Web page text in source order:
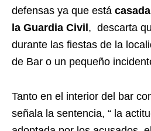
defensas ya que está
la Guardia Civil, descarta
durante las fiestas de la
de Bar o un pequeño
Tanto en el interior del bar
señala la sentencia, “ la